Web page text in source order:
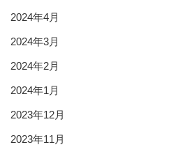
2024年4月
2024年3月
2024年2月
2024年1月
2023年12月
2023年11月